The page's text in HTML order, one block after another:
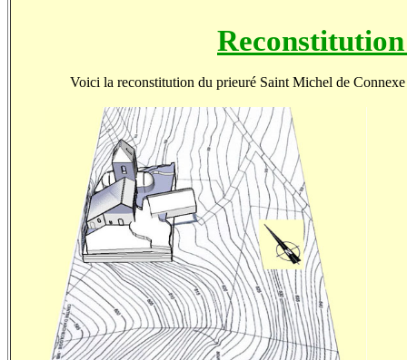
Voici la reconstitution du prieuré Saint Michel de Connexe